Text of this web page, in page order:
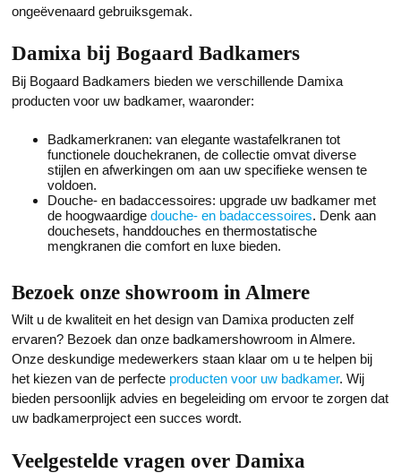
ongeëvenaard gebruiksgemak.
Damixa bij Bogaard Badkamers
Bij Bogaard Badkamers bieden we verschillende Damixa
producten voor uw badkamer, waaronder:
Badkamerkranen: van elegante wastafelkranen tot
functionele douchekranen, de collectie omvat diverse
stijlen en afwerkingen om aan uw specifieke wensen te
voldoen.
Douche- en badaccessoires: upgrade uw badkamer met
de hoogwaardigedouche- en badaccessoires. Denk aan
douchesets, handdouches en thermostatische
mengkranen die comfort en luxe bieden.
Bezoek onze showroom in Almere
Wilt u de kwaliteit en het design van Damixa producten zelf
ervaren? Bezoek dan onze badkamershowroom in Almere.
Onze deskundige medewerkers staan klaar om u te helpen bij
het kiezen van de perfecte producten voor uw badkamer. Wij
bieden persoonlijk advies en begeleiding om ervoor te zorgen dat
uw badkamerproject een succes wordt.
Veelgestelde vragen over Damixa